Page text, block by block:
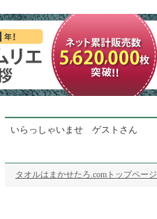
いらっしゃいませ ゲストさん
タオルはまかせたろ.comトップページ